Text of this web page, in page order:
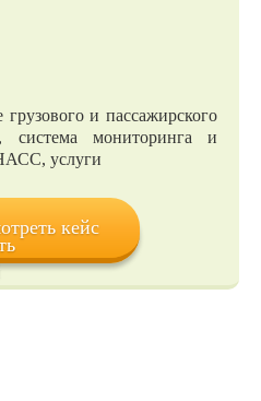
и пассажирского
система мониторинга и
услуги
кейс